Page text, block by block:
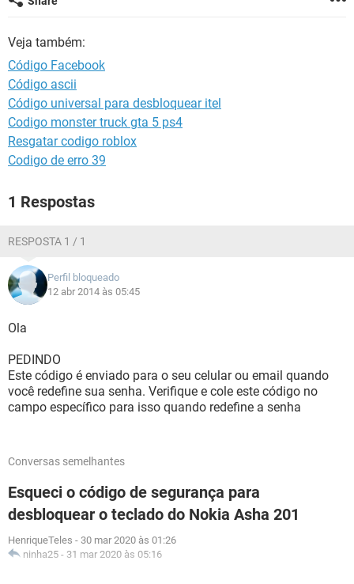
GUIA DE COMPRAS
Veja também:
Código Facebook
Código ascii
Código universal para desbloquear itel
Codigo monster truck gta 5 ps4
Resgatar codigo roblox
Codigo de erro 39
1 Respostas
RESPOSTA 1 / 1
Perfil bloqueado
12 abr 2014 às 05:45
Ola
PEDINDO
Este código é enviado para o seu celular ou email quando
você redefine sua senha. Verifique e cole este código no
campo específico para isso quando redefine a senha
Conversas semelhantes
Esqueci o código de segurança para
desbloquear o teclado do Nokia Asha 201
HenriqueTeles - 30 mar 2020 às 01:26
ninha25 - 31 mar 2020 às 05:16